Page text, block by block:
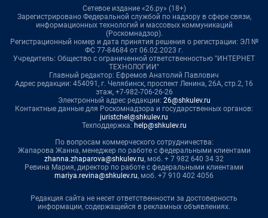
Сетевое издание «26.ру» (18+)
Зарегистрировано Федеральной службой по надзору в сфере связи,
информационных технологий и массовых коммуникаций
(Роскомнадзор).
Регистрационный номер и дата принятия решения о регистрации: ЭЛ №
ФС 77-84684 от 06.02.2023 г.
Учредитель: Общество с ограниченной ответственностью "ИНТЕРНЕТ
ТЕХНОЛОГИИ"
Главный редактор: Ефремов Анатолий Павлович
Адрес редакции: 454091, г. Челябинск, проспект Ленина, 26А, стр.2, 16
этаж, +7-982-706-26-26
Электронный адрес редакции: 26@shkulev.ru
Контактные данные для Роскомнадзора и государственных органов:
juristchel@shkulev.ru
Техподдержка: help@shkulev.ru
По вопросам коммерческого сотрудничества:
Жапарова Жанна, менеджер по работе с федеральными клиентами
zhanna.zhaparova@shkulev.ru, моб. + 7 982 640 34 32
Ревина Мария, директор по работе с федеральными клиентами
mariya.revina@shkulev.ru, моб. +7 910 402 4056
Редакция сайта не несет ответственности за достоверность
информации, содержащейся в рекламных объявлениях.